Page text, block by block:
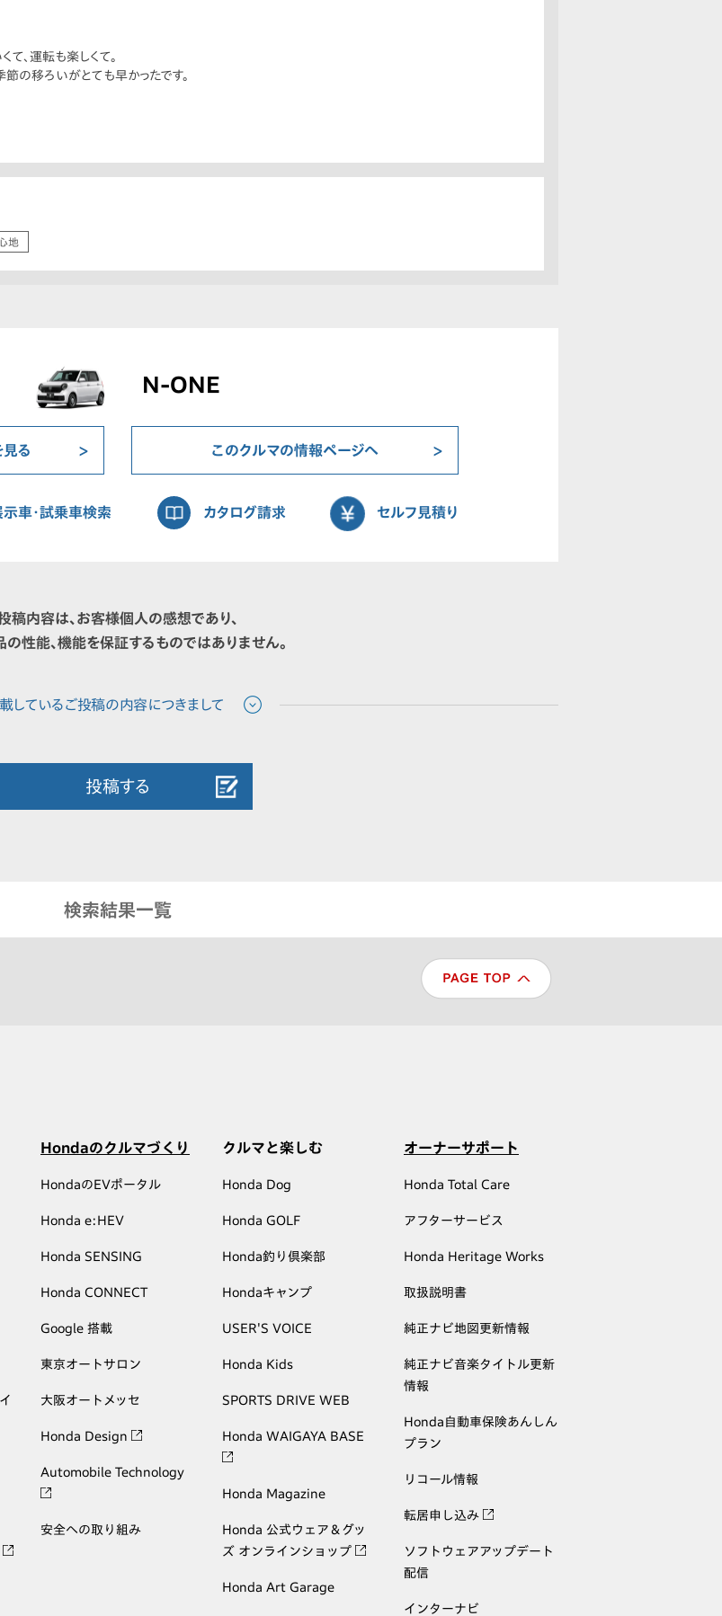
、運転も楽しくて。
の移ろいがとても早かったです。
地
N-ONE
る このクルマの情報ページへ
示車・試乗車検索 カタログ請求 セルフ見積り
稿内容は、お客様個人の感想であり、
性能、機能を保証するものではありません。
投稿する
検索結果一覧
Hondaのクルマづくり
HondaのEVポータル
Honda e:HEV
Honda SENSING
Honda CONNECT
Google 搭載
東京オートサロン
大阪オートメッセ
Honda Design
Automobile Technology
安全への取り組み
クルマと楽しむ
Honda Dog
Honda GOLF
Honda釣り倶楽部
Hondaキャンプ
USER'S VOICE
Honda Kids
SPORTS DRIVE WEB
Honda WAIGAYA BASE
Honda Magazine
Honda 公式ウェア＆グッ
ズ オンラインショップ
Honda Art Garage
オーナーサポート
Honda Total Care
アフターサービス
Honda Heritage Works
取扱説明書
純正ナビ地図更新情報
純正ナビ音楽タイトル更新
情報
Honda自動車保険あんしん
プラン
リコール情報
転居申し込み
ソフトウェアアップデート
配信
インターナビ